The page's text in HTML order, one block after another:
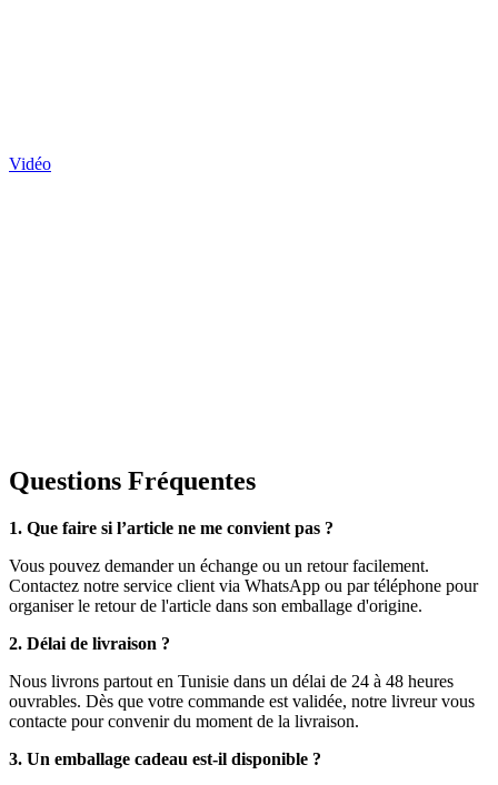
Vidéo
Questions Fréquentes
1. Que faire si l’article ne me convient pas ?
Vous pouvez demander un échange ou un retour facilement.
Contactez notre service client via WhatsApp ou par téléphone pour
organiser le retour de l'article dans son emballage d'origine.
2. Délai de livraison ?
Nous livrons partout en Tunisie dans un délai de 24 à 48 heures
ouvrables. Dès que votre commande est validée, notre livreur vous
contacte pour convenir du moment de la livraison.
3. Un emballage cadeau est-il disponible ?